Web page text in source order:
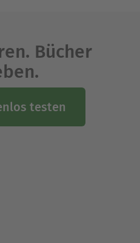
Bücher
testen